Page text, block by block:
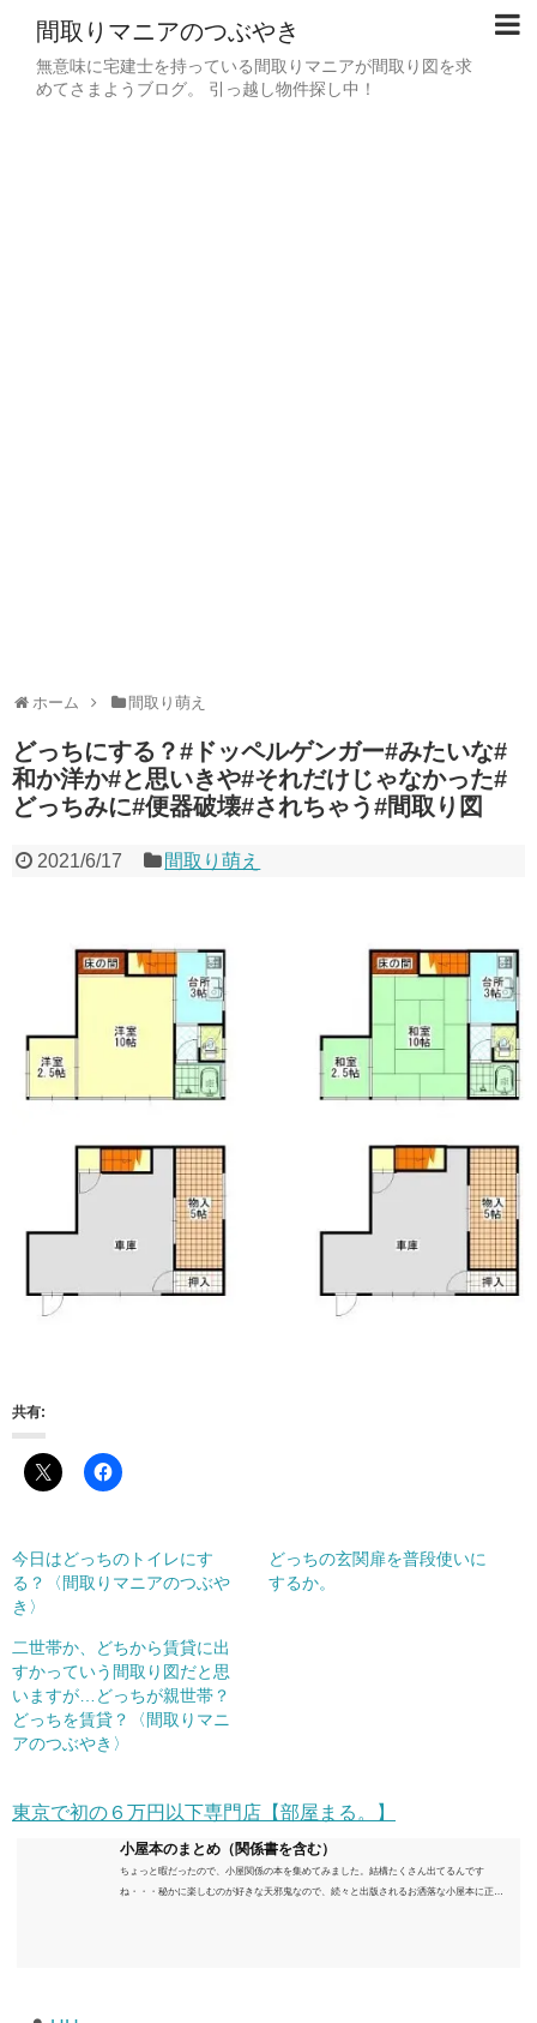
間取りマニアのつぶやき
無意味に宅建士を持っている間取りマニアが間取り図を求
めてさまようブログ。 引っ越し物件探し中！
ホーム 間取り萌え
どっちにする？#ドッペルゲンガー#みたいな#
和か洋か#と思いきや#それだけじゃなかった#
どっちみに#便器破壊#されちゃう#間取り図
2021/6/17 間取り萌え
共有:
今日はどっちのトイレにす
る？〈間取りマニアのつぶや
き〉
どっちの玄関扉を普段使いに
するか。
二世帯か、どちから賃貸に出
すかっていう間取り図だと思
いますが…どっちが親世帯？
どっちを賃貸？〈間取りマニ
アのつぶやき〉
東京で初の６万円以下専門店【部屋まる。】
小屋本のまとめ（関係書を含む）
ちょっと暇だったので、小屋関係の本を集めてみました。結構たくさん出てるんです
ね・・・秘かに楽しむのが好きな天邪鬼なので、続々と出版されるお洒落な小屋本に正直